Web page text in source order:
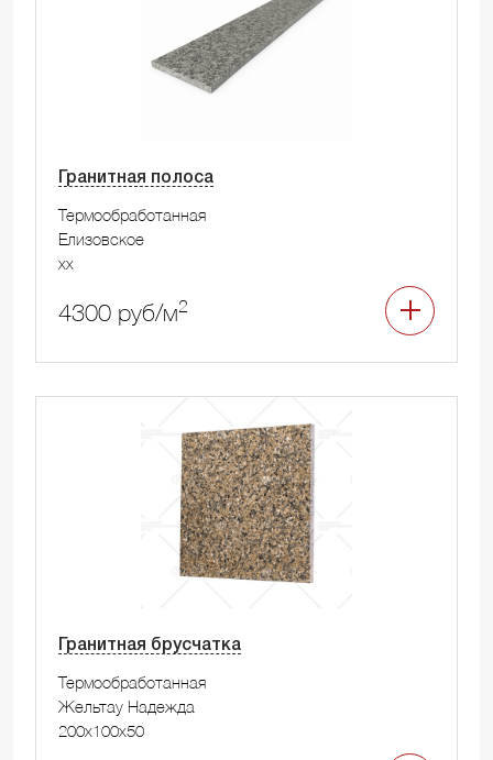
Гранитная полоса
Термообработанная
Елизовское
xx
4300 руб/м2
Гранитная брусчатка
Термообработанная
Жельтау Надежда
200x100x50